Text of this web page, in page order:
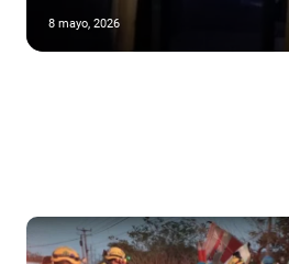
8 mayo, 2026